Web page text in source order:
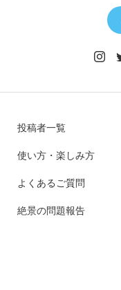
投稿者一覧
使い方・楽しみ方
よくあるご質問
絶景の問題報告